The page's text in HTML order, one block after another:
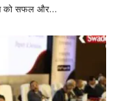
को सफल और…